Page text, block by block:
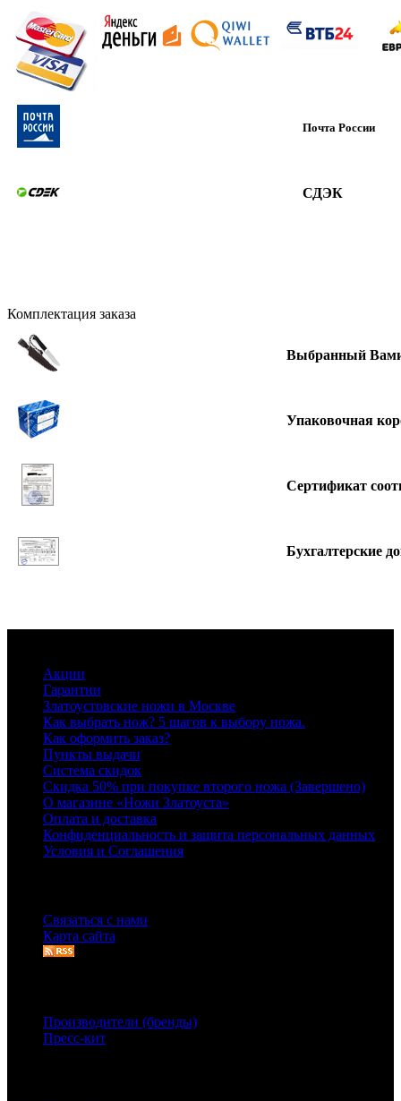
Почта России
СДЭК
Комплектация заказа
Выбранный
Упаковочная
Сертификат
Бухгалтерские
Акции
Гарантии
Златоустовские ножи в Москве
Как выбрать нож? 5 шагов к выбору ножа.
Как оформить заказ?
Пункты выдачи
Система скидок
Скидка 50% при покупке второго ножа (Завершено)
О магазине «Ножи Златоуста»
Оплата и доставка
Конфиденциальность и защита персональных данных
Условия и Соглашения
Связаться с нами
Карта сайта
Производители (бренды)
Пресс-кит